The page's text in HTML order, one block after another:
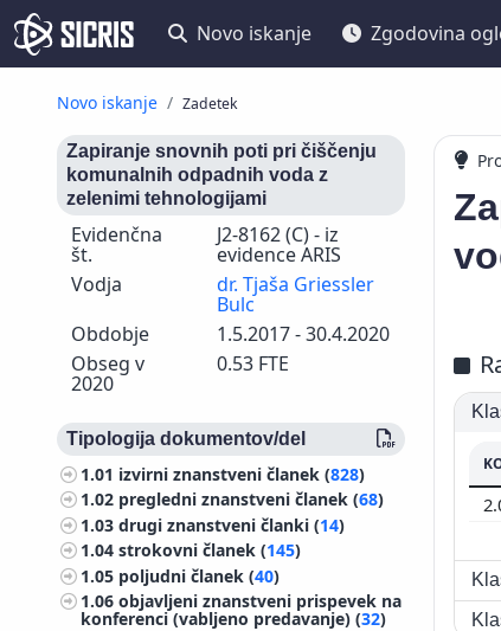
Novo iskanje Zgodovina
Novo iskanje Zadetek
Zapiranje snovnih poti pri čiščenju
komunalnih odpadnih voda z
zelenimi tehnologijami
Evidenčna
št.
J2-8162 (C) - iz
evidence ARIS
Vodja
dr. Tjaša Griessler
Bulc
Obdobje
1.5.2017 - 30.4.2020
Obseg v
2020
0.53 FTE
Tipologija dokumentov/del
1.01 izvirni znanstveni članek (828)
1.02 pregledni znanstveni članek (68)
1.03drugi znanstveni članki (14)
1.04strokovni članek (145)
1.05 poljudni članek (40)
1.06objavljeni znanstveni prispevek na
konferenci (vabljeno predavanje) (32)